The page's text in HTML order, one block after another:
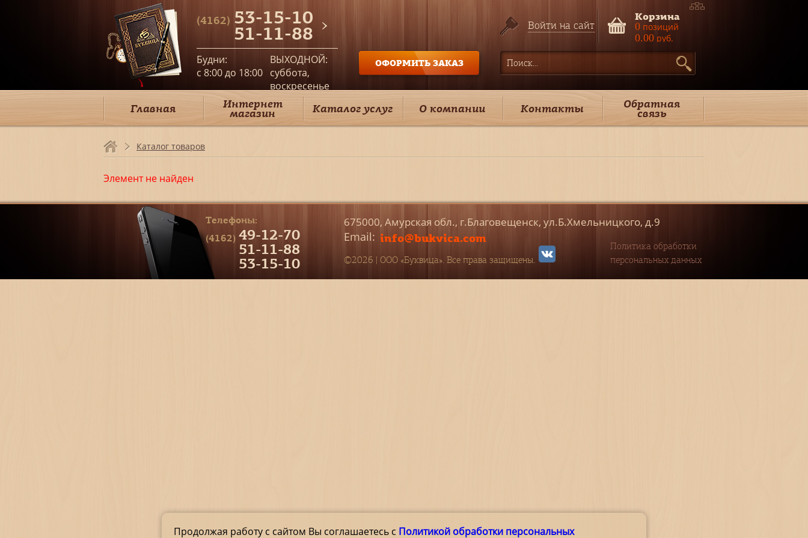
(4162) 53-15-10
51-11-88
Будни:
c 8:00 до 18:00
ВЫХОДНОЙ:
суббота,
воскресенье
ОФОРМИТЬ ЗАКАЗ
Войти на сайт
Корзина
0 позиций
0.00 руб.
Главная Интернет
магазин Каталог услуг О компании Контакты Обратная
связь
Каталог товаров
Элемент не найден
Продолжая работу с сайтом Вы соглашаетесь с Политикой обработки персональных
Телефоны:
(4162) 49-12-70
51-11-88
53-15-10
675000, Амурская обл., г.Благовещенск, ул.Б.Хмельницкого, д.9
Email: info@bukvica.com
©2026 | ООО «Буквица». Все права защищены.
Политика обработки
персональных данных